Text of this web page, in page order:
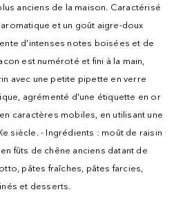
anciens de la maison. Caractérisé
et un goût aigre-doux
d'intenses notes boisées et de
est numéroté et fini à la main,
avec une petite pipette en verre
agrémenté d'une étiquette en or
caractères mobiles, en utilisant une
siècle. - Ingrédients : moût de raisin
fûts de chêne anciens datant de
pâtes fraîches, pâtes farcies,
et desserts.